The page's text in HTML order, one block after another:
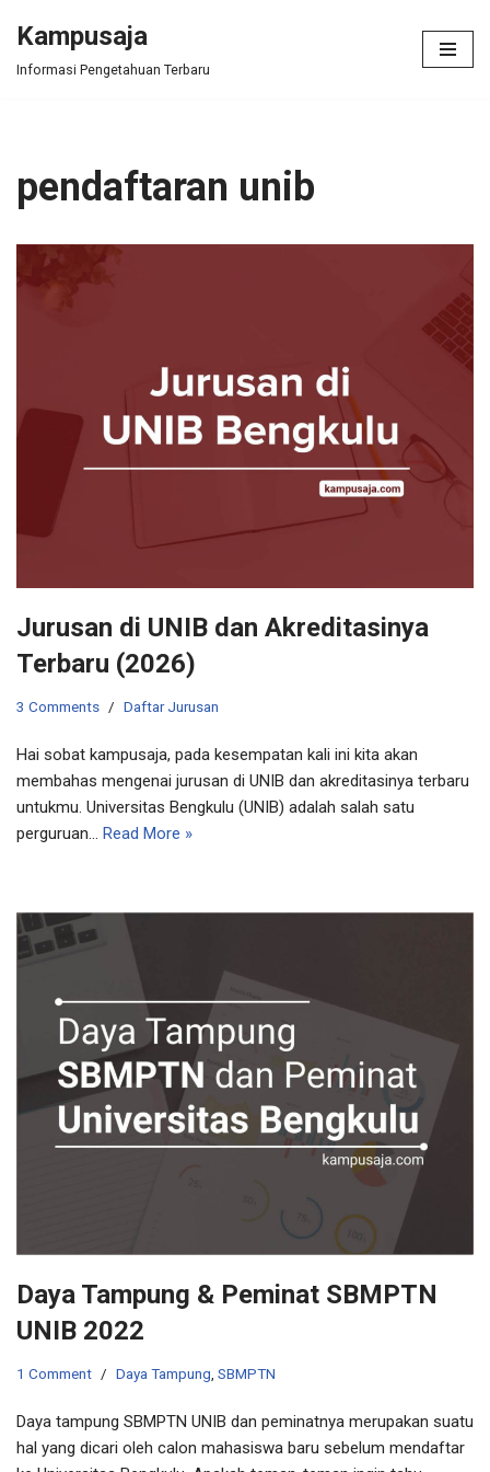
Skip
Kampusaja
Informasi Pengetahuan Terbaru
pendaftaran unib
Jurusan di UNIB dan Akreditasinya
Terbaru (2026)
3 Comments Daftar Jurusan
Hai sobat kampusaja, pada kesempatan kali ini kita akan
membahas mengenai jurusan di UNIB dan akreditasinya terbaru
untukmu. Universitas Bengkulu (UNIB) adalah salah satu
perguruan… Read More »
Daya Tampung & Peminat SBMPTN
UNIB 2022
1 Comment Daya Tampung SBMPTN
Daya tampung SBMPTN UNIB dan peminatnya merupakan suatu
hal yang dicari oleh calon mahasiswa baru sebelum mendaftar